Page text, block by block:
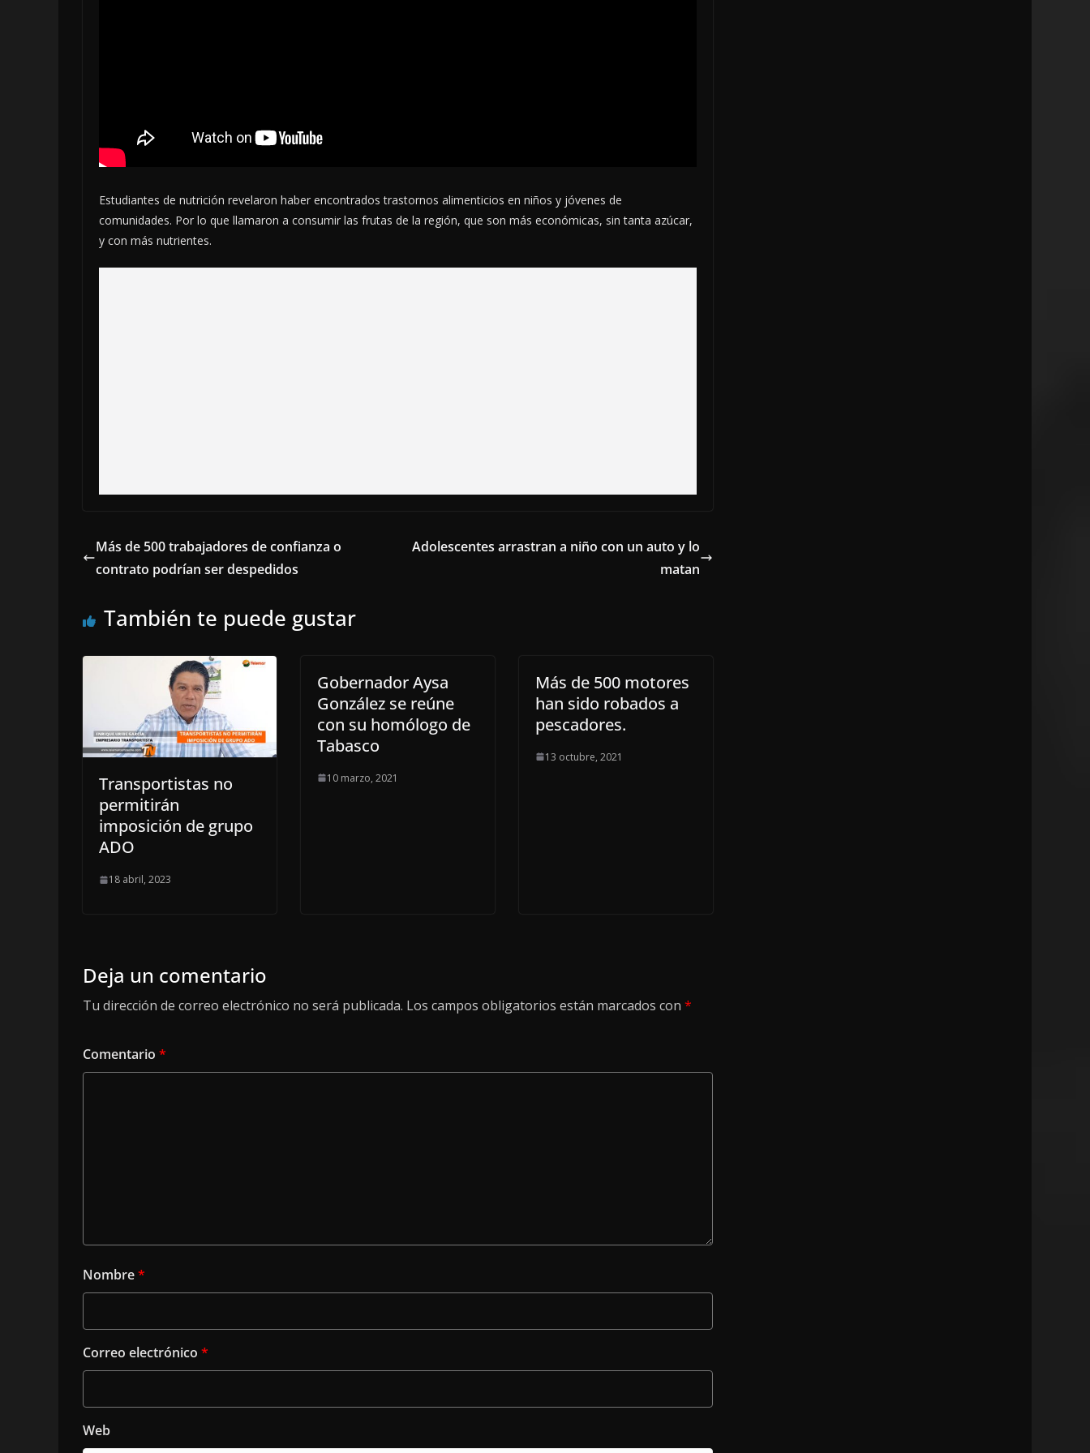
Estudiantes de nutrición revelaron haber encontrados trastornos alimenticios en niños y jóvenes de
comunidades. Por lo que llamaron a consumir las frutas de la región, que son más económicas, sin tanta azúcar,
y con más nutrientes.
Más de 500 trabajadores de confianza o
contrato podrían ser despedidos
Adolescentes arrastran a niño con un auto y lo
matan
También te puede gustar
Transportistas no
permitirán
imposición de grupo
ADO
18 abril, 2023
Gobernador Aysa
González se reúne
con su homólogo de
Tabasco
10 marzo, 2021
Más de 500 motores
han sido robados a
pescadores.
13 octubre, 2021
Deja un comentario
Tu dirección de correo electrónico no será publicada. Los campos obligatorios están marcados con *
Comentario *
Nombre*
Correo electrónico *
Web